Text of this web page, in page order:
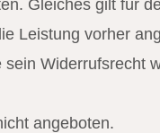
Gleiches gilt für
Leistung vorher
Widerrufsrecht
angeboten.